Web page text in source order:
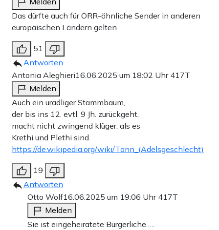
Das dürfte auch für ÖRR-ähnliche Sender in anderen
europäischen Ländern gelten.
51
Antworten
Antonia Aleghieri16.06.2025 um 18:02 Uhr 417T
Melden
Auch ein uradliger Stammbaum,
der bis ins 12. evtl. 9 Jh. zurückgeht,
macht nicht zwingend klüger, als es
Krethi und Plethi sind.
https://de.wikipedia.org/wiki/Tann_(Adelsgeschlecht)
19
Antworten
Otto Wolf16.06.2025 um 19:06 Uhr 417T
Melden
Sie ist eingeheiratete Bürgerliche…..